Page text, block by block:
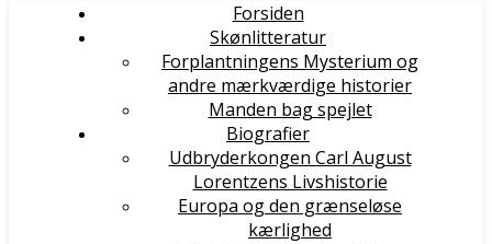
Forsiden
Skønlitteratur
Forplantningens Mysterium og
andre mærkværdige historier
Manden bag spejlet
Biografier
Udbryderkongen Carl August
Lorentzens Livshistorie
Europa og den grænseløse
kærlighed